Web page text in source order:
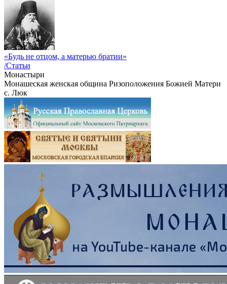
«Будь не отцом, а матерью братии»
/Статьи
Монастыри
Монашеская женская община Ризоположения Божией Матери
с. Люк